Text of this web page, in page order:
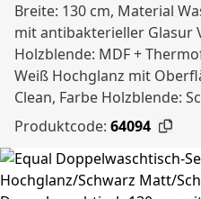
Breite: 130 cm, Material
mit antibakterieller Glasur
Holzblende: MDF +
Weiß Hochglanz mit
Clean, Farbe Holzblende:
Produktcode: 64094